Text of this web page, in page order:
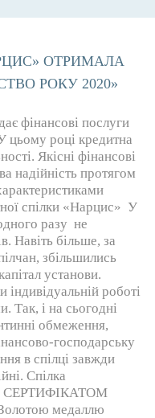
ОТРИМАЛА
РОКУ 2020»
фінансові послуги
цьому році кредитна
Якісні фінансові
надійність протягом
спілки «Нарцис» У
разу не
Навіть більше, за
збільшились
установи.
індивідуальній роботі
Так, і на сьогодні
обмеження,
господарську
в спілці завжди
Спілка
СЕРТИФІКАТОМ
медаллю